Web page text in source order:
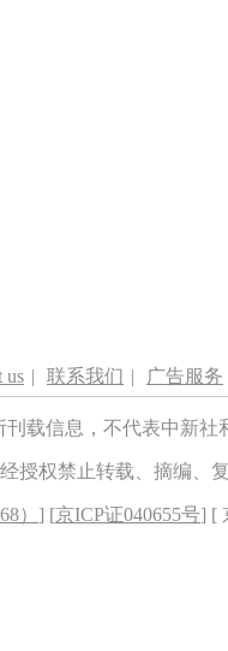
us | 联系我们 | 广告服务
刊载信息，不代表中新
授权禁止转载、摘编、
） ] [京ICP证040655号] [